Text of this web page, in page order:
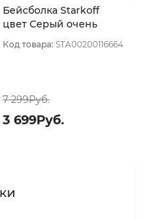
Бейсболка Starkoff
цвет Серый очень
Код товара: STA00200116664
7 299Руб.
3 699Руб.